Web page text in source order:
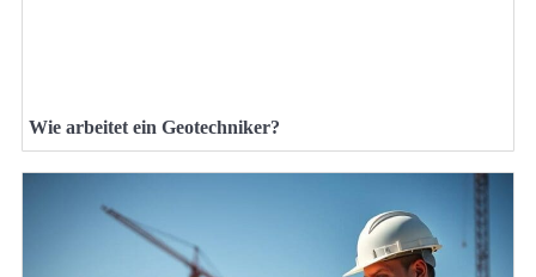
Wie arbeitet ein Geotechniker?